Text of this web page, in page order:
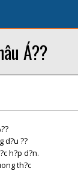
Á??
d?u ??
h?p d?n.
th?c